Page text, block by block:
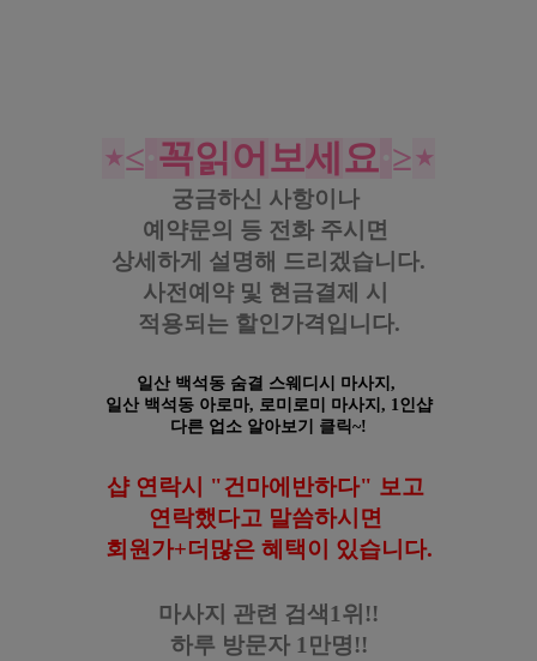
⋆≤ 꼭읽 어 보세 요 ≥⋆
궁금하신 사항이나
예약문의 등 전화 주시면
상세하게 설명해 드리겠습니다.
사전예약 및 현금결제 시
적용되는 할인가격입니다.
일산 백석동 숨결 스웨디시 마사지,
일산 백석동 아로마, 로미로미
마사지, 1인샵
다른 업소 알아보기 클릭~!
샵 연락시 "건마에반하다" 보고
연락했다고 말씀하시면
회원가+더많은 혜택이 있습니다.
마사지 관련 검색1위!!
하루 방문자 1만명!!